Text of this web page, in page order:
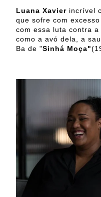
Luana Xavier incrível
que sofre com
com essa luta contra
como a avó dela, a
Ba de "Sinhá Moça"